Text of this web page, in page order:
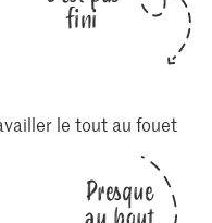
fini
le tout au fouet
Presque